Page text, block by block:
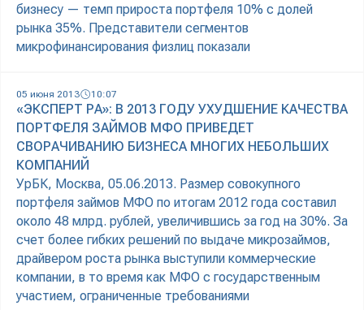
бизнесу — темп прироста портфеля 10% с долей
рынка 35%. Представители сегментов
микрофинансирования физлиц показали
05 июня 2013 10:07
«ЭКСПЕРТ РА»: В 2013 ГОДУ УХУДШЕНИЕ КАЧЕСТВА
ПОРТФЕЛЯ ЗАЙМОВ МФО ПРИВЕДЕТ
СВОРАЧИВАНИЮ БИЗНЕСА МНОГИХ НЕБОЛЬШИХ
КОМПАНИЙ
УрБК, Москва, 05.06.2013. Размер совокупного
портфеля займов МФО по итогам 2012 года составил
около 48 млрд. рублей, увеличившись за год на 30%. За
счет более гибких решений по выдаче микрозаймов,
драйвером роста рынка выступили коммерческие
компании, в то время как МФО с государственным
участием, ограниченные требованиями